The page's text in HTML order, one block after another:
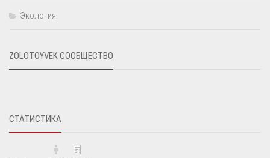
Экология
ZOLOTOYVEK СООБЩЕСТВО
СТАТИСТИКА